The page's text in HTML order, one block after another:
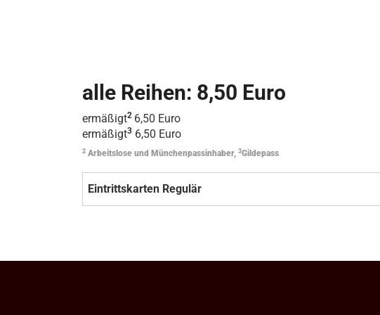
alle Reihen: 8,50 Euro
ermäßigt2 6,50 Euro
ermäßigt3 6,50 Euro
2 Arbeitslose und Münchenpassinhaber, 3Gildepass
Eintrittskarten Regulär